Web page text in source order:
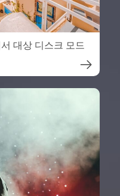
대상 디스크 모드
